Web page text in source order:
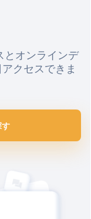
とオンラインデ
クセスできま
す